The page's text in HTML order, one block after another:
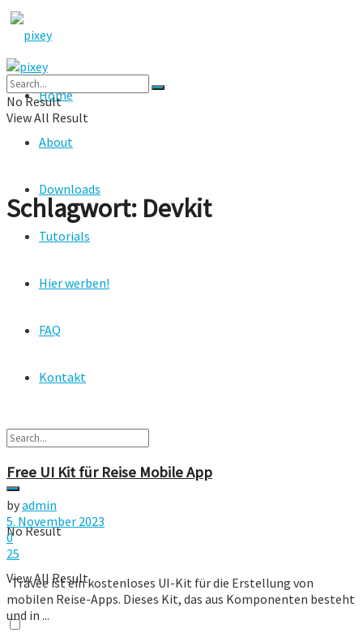
Home
About
Downloads
Tutorials
Hier werben!
FAQ
Kontakt
No Result
View All Result
No Result
View All Result
Schlagwort: Devkit
Free UI Kit für Reise Mobile App
byadmin
5. November 2023
0
25
Travee ist ein kostenloses UI-Kit für die Erstellung von
mobilen Reise-Apps. Dieses Kit, das aus Komponenten besteht
und in ...